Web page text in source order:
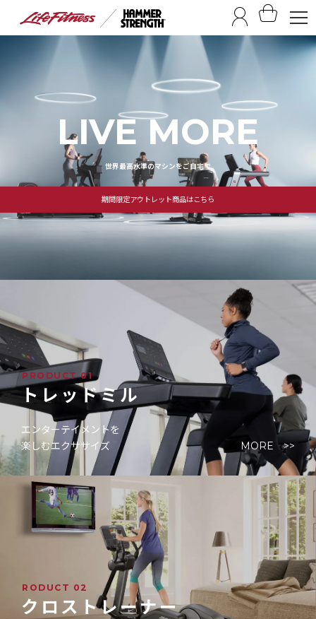
LIVE MORE
世界最高水準のマシンをご自宅で
期間限定アウトレット商品はこちら
PRODUCT 01
トレッドミル
エンターテイメントを
楽しむエクササイズ
MORE >>
RODUCT 02
クロストレーナー